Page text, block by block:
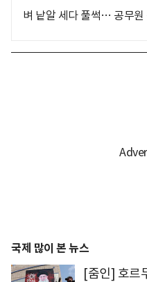
벼 낱알 세다 풀썩… 공무원
국제 많이 본 뉴스
[줌인] 호르